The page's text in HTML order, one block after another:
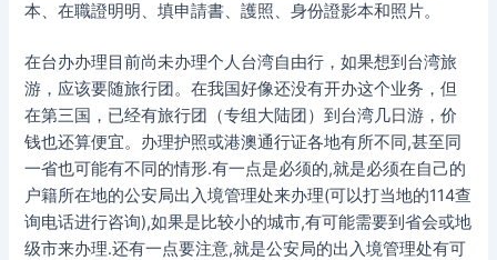
本、在職證明明、填申請書、護照、身份證影本和照片。
在台办办理目前尚未办理个人台湾自由行，如果想到台湾旅
游，应该要随旅行团。在我国好像还没有开办这个业务，但
在第三国，已经有旅行团（专组大陆团）到台湾几日游，价
钱也还算便宜。办理护照或港澳通行证各地有所不同,甚至同
一省也可能有不同的情形.有一点是必须的,就是必须在自己的
户籍所在地的公安局出入境管理处来办理(可以打当地的114查
询电话进行咨询),如果是比较小的城市,有可能需要到省会或地
级市来办理.还有一点要注意,就是公安局的出入境管理处有可